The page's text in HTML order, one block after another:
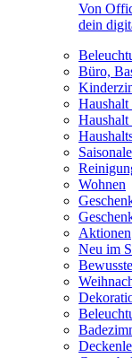
Von
dein
Büro,
Haushalt
Wohnen
Aktionen
Neu im